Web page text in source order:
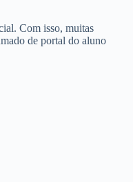
Com isso, muitas
de portal do aluno